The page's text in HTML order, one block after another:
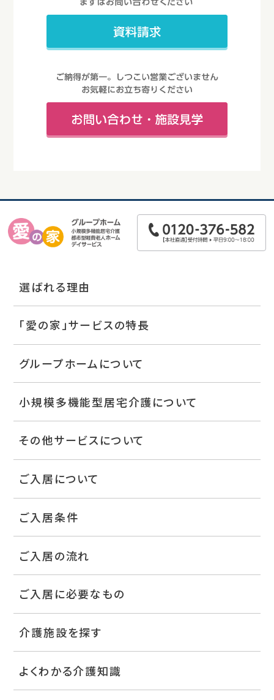
選ばれる理由
「愛の家」サービスの特長
グループホームについて
小規模多機能型居宅介護について
その他サービスについて
ご入居について
ご入居条件
ご入居の流れ
ご入居に必要なもの
介護施設を探す
よくわかる介護知識